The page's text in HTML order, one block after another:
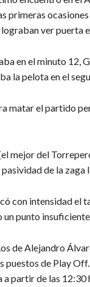
primeras
ver puerta
en el minuto 12,
la pelota en el
matar el partido
mejor del
de la zaga
con intensidad el
punto insuficiente
de Alejandro
puestos de Play
partir de las